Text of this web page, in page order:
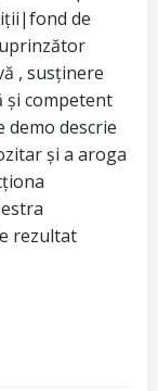
de
, susținere
și competent
descrie
și a aroga
rezultat